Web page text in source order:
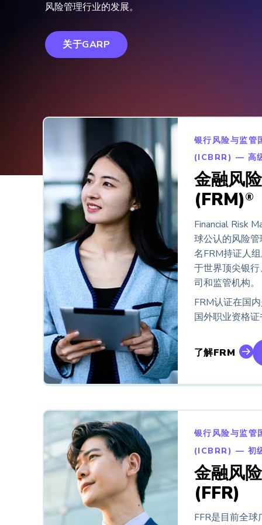
风险管理行业的发展。
关于GARP
银行风险与监管
(ICBRR) — 高
金融风
(FRM)®
Financial Risk
球公认的风险
名FRM持证人
于世界顶尖银
司和监管机构。
FRM认证在国
国外职业资格
了解FRM
银行风险与监管
(ICBRR) — 初
金融风
(FFR)
FFR是目前全